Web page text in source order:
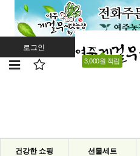
로그인 회원가입
3,000원 적립
건강한 쇼핑 선물세트